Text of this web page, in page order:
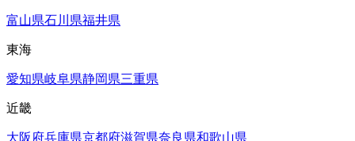
富山県石川県福井県
東海
愛知県岐阜県静岡県三重県
近畿
大阪府兵庫県京都府滋賀県奈良県和歌山県